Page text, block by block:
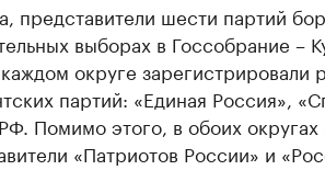
представители шести партий
выборах в Госсобрание –
округе зарегистрировали
партий: «Единая Россия»,
Помимо этого, в обоих округах
«Патриотов России» и